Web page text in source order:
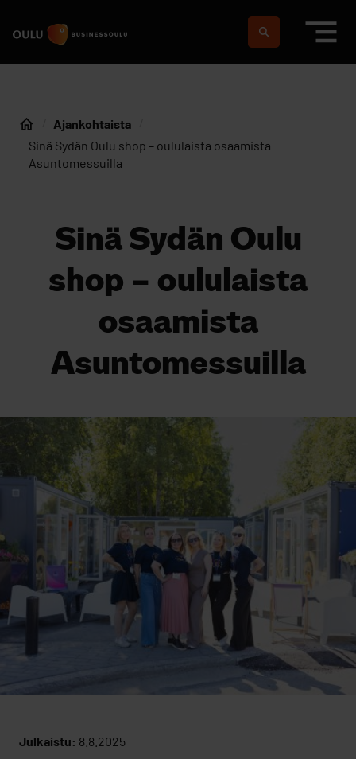
Etusivulle
Suomeksi
In english
Etusivu
Ajankohtaista
Sinä Sydän Oulu shop – oululaista osaamista
Asuntomessuilla
Sinä Sydän Oulu
shop – oululaista
osaamista
Asuntomessuilla
Julkaistu: 8.8.2025